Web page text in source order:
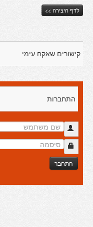
לדף היצירה >>
קישורים שאקח עימי
התחברות
התחבר